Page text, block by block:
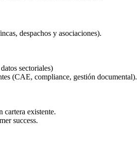
despachos y asociaciones).
sectoriales)
(CAE, compliance, gestión documental).
cartera existente.
success.